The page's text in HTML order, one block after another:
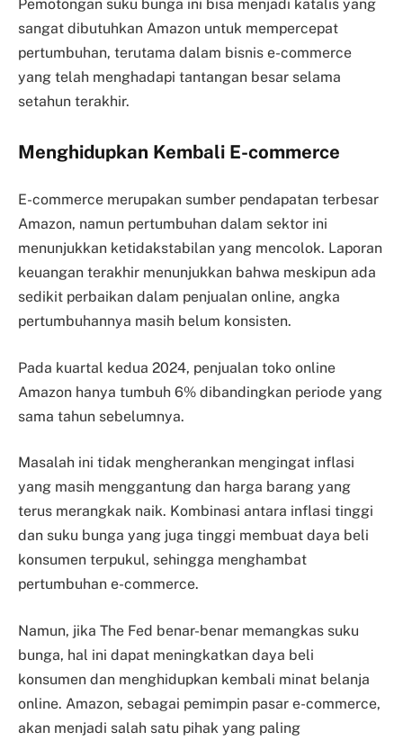
Pemotongan suku bunga ini bisa menjadi katalis yang
sangat dibutuhkan Amazon untuk mempercepat
pertumbuhan, terutama dalam bisnis e-commerce
yang telah menghadapi tantangan besar selama
setahun terakhir.
Menghidupkan Kembali E-commerce
E-commerce merupakan sumber pendapatan terbesar
Amazon, namun pertumbuhan dalam sektor ini
menunjukkan ketidakstabilan yang mencolok. Laporan
keuangan terakhir menunjukkan bahwa meskipun ada
sedikit perbaikan dalam penjualan online, angka
pertumbuhannya masih belum konsisten.
Pada kuartal kedua 2024, penjualan toko online
Amazon hanya tumbuh 6% dibandingkan periode yang
sama tahun sebelumnya.
Masalah ini tidak mengherankan mengingat inflasi
yang masih menggantung dan harga barang yang
terus merangkak naik. Kombinasi antara inflasi tinggi
dan suku bunga yang juga tinggi membuat daya beli
konsumen terpukul, sehingga menghambat
pertumbuhan e-commerce.
Namun, jika The Fed benar-benar memangkas suku
bunga, hal ini dapat meningkatkan daya beli
konsumen dan menghidupkan kembali minat belanja
online. Amazon, sebagai pemimpin pasar e-commerce,
akan menjadi salah satu pihak yang paling